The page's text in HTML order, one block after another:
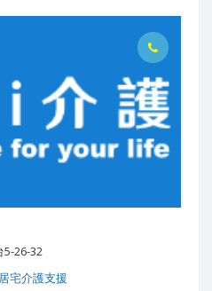
26-32
居宅介護支援